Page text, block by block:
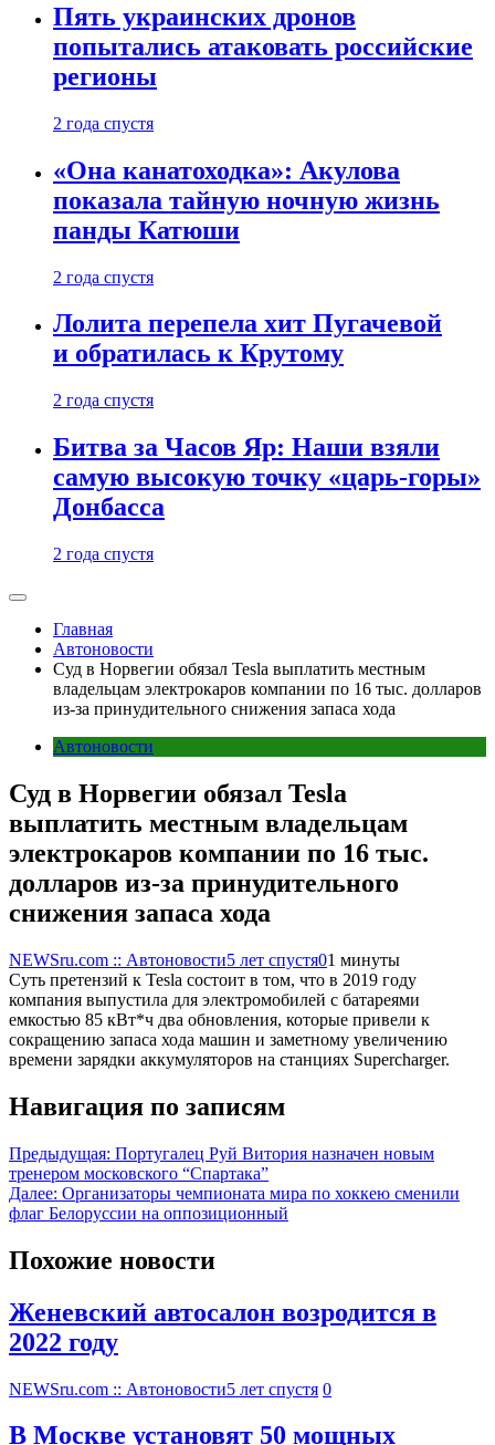
Пять украинских дронов
попытались атаковать российские
регионы
2 года спустя
«Она канатоходка»: Акулова
показала тайную ночную жизнь
панды Катюши
2 года спустя
Лолита перепела хит Пугачевой
и обратилась к Крутому
2 года спустя
Битва за Часов Яр: Наши взяли
самую высокую точку «царь-горы»
Донбасса
2 года спустя
Главная
Автоновости
Суд в Норвегии обязал Tesla выплатить местным
владельцам электрокаров компании по 16 тыс. долларов
из-за принудительного снижения запаса хода
Автоновости
Суд в Норвегии обязал Tesla
выплатить местным владельцам
электрокаров компании по 16 тыс.
долларов из-за принудительного
снижения запаса хода
NEWSru.com :: Автоновости5 лет спустя01 минуты
Суть претензий к Tesla состоит в том, что в 2019 году
компания выпустила для электромобилей с батареями
емкостью 85 кВт*ч два обновления, которые привели к
сокращению запаса хода машин и заметному увеличению
времени зарядки аккумуляторов на станциях Supercharger.
Навигация по записям
Предыдущая: Португалец Руй Витория назначен новым
тренером московского “Спартака”
Далее: Организаторы чемпионата мира по хоккею сменили
флаг Белоруссии на оппозиционный
Похожие новости
Женевский автосалон возродится в
2022 году
NEWSru.com :: Автоновости5 лет спустя 0
В Москве установят 50 мощных